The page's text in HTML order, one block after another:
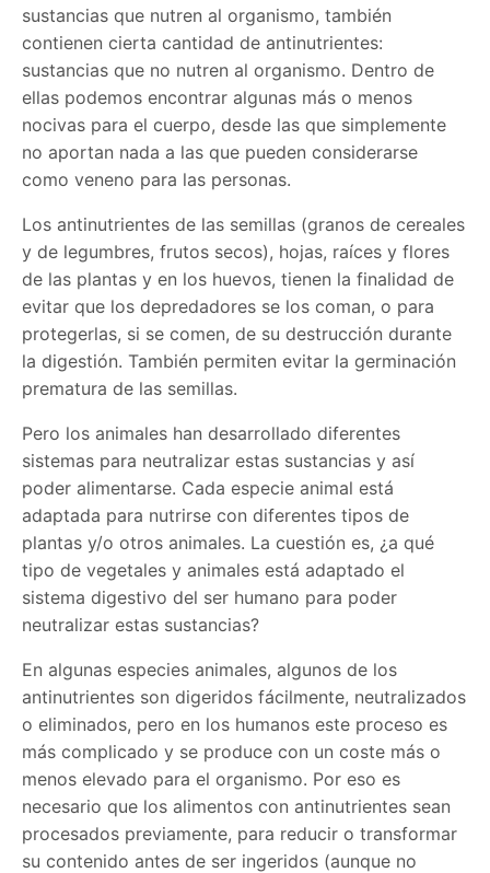
sustancias que nutren al organismo, también
contienen cierta cantidad de antinutrientes:
sustancias que no nutren al organismo. Dentro de
ellas podemos encontrar algunas más o menos
nocivas para el cuerpo, desde las que simplemente
no aportan nada a las que pueden considerarse
como veneno para las personas.
Los antinutrientes de las semillas (granos de cereales
y de legumbres, frutos secos), hojas, raíces y flores
de las plantas y en los huevos, tienen la finalidad de
evitar que los depredadores se los coman, o para
protegerlas, si se comen, de su destrucción durante
la digestión. También permiten evitar la germinación
prematura de las semillas.
Pero los animales han desarrollado diferentes
sistemas para neutralizar estas sustancias y así
poder alimentarse. Cada especie animal está
adaptada para nutrirse con diferentes tipos de
plantas y/o otros animales. La cuestión es, ¿a qué
tipo de vegetales y animales está adaptado el
sistema digestivo del ser humano para poder
neutralizar estas sustancias?
En algunas especies animales, algunos de los
antinutrientes son digeridos fácilmente, neutralizados
o eliminados, pero en los humanos este proceso es
más complicado y se produce con un coste más o
menos elevado para el organismo. Por eso es
necesario que los alimentos con antinutrientes sean
procesados previamente, para reducir o transformar
su contenido antes de ser ingeridos (aunque no